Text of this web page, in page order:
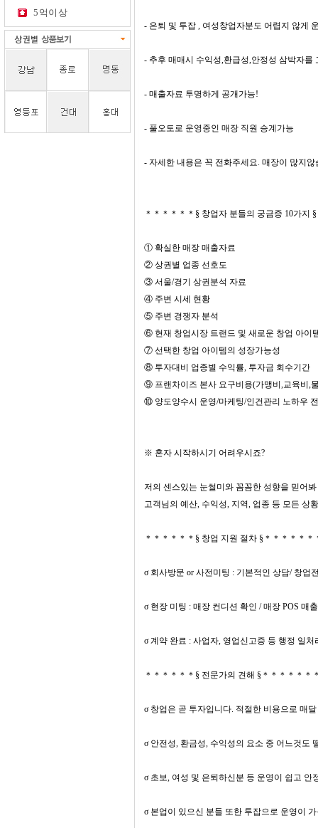
5억이상
- 은퇴 및 투잡 , 여성창업자분도 어렵지 않게
- 추후 매매시 수익성,환급성,안정성 삼박자를
- 매출자료 투명하게 공개가능!
- 풀오토로 운영중인 매장 직원 승계가능
- 자세한 내용은 꼭 전화주세요. 매장이 많지않
＊＊＊＊＊＊§ 창업자 분들의 궁금증 10가
① 확실한 매장 매출자료
② 상권별 업종 선호도
③ 서울/경기 상권분석 자료
④ 주변 시세 현황
⑤ 주변 경쟁자 분석
⑥ 현재 창업시장 트랜드 및 새로운 창업 아이
⑦ 선택한 창업 아이템의 성장가능성
⑧ 투자대비 업종별 수익률, 투자금 회수기간
⑨ 프랜차이즈 본사 요구비용(가맹비,교육비,
⑩ 양도양수시 운영/마케팅/인건관리 노하우
※ 혼자 시작하시기 어려우시죠?
저의 센스있는 눈썰미와 꼼꼼한 성향을 믿어
고객님의 예산, 수익성, 지역, 업종 등 모든 상
＊＊＊＊＊＊§ 창업 지원 절차 §＊＊＊＊＊
σ 회사방문 or 사전미팅 : 기본적인 상담/ 창업
σ 현장 미팅 : 매장 컨디션 확인 / 매장 POS 매
σ 계약 완료 : 사업자, 영업신고증 등 행정 일
＊＊＊＊＊＊§ 전문가의 견해 §＊＊＊＊＊
σ 창업은 곧 투자입니다. 적절한 비용으로 매
σ 안전성, 환금성, 수익성의 요소 중 어느것도
σ 초보, 여성 및 은퇴하신분 등 운영이 쉽고
σ 본업이 있으신 분들 또한 투잡으로 운영이